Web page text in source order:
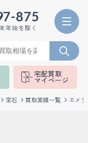
875
年始を除く
宅配買取
マイページ
宝石 買取実績一覧 エメ